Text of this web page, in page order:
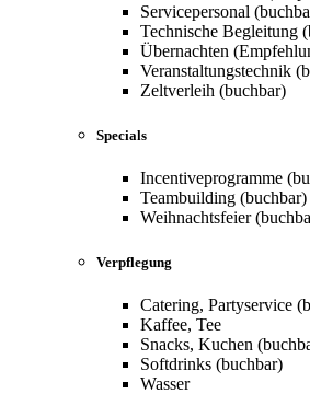
Servicepersonal
Technische Begleitung
Übernachten
Veranstaltungstechnik
Zeltverleih (buchbar)
Specials
Incentiveprogramme
Teambuilding (buchbar)
Weihnachtsfeier
Verpflegung
Catering, Partyservice
Kaffee, Tee
Snacks, Kuchen
Softdrinks (buchbar)
Wasser